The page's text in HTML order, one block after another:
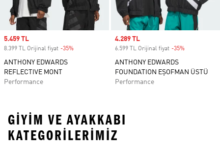
Sale price
5.459 TL
8.399 TL Orijinal fiyat -35%
ANTHONY EDWARDS
REFLECTIVE MONT
Performance
Sale price
4.289 TL
6.599 TL Orijinal fiyat -35%
ANTHONY EDWARDS
FOUNDATION EŞOFMAN ÜSTÜ
Performance
GIYIM VE AYAKKABI
KATEGORILERIMIZ